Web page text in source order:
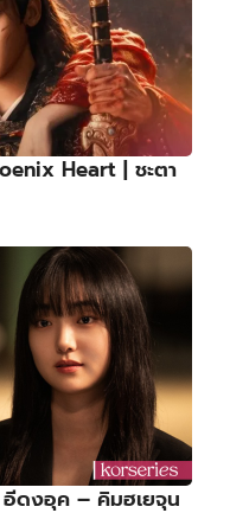
Heart | ชะตา
อีดงอุค – คิมฮเยจุน